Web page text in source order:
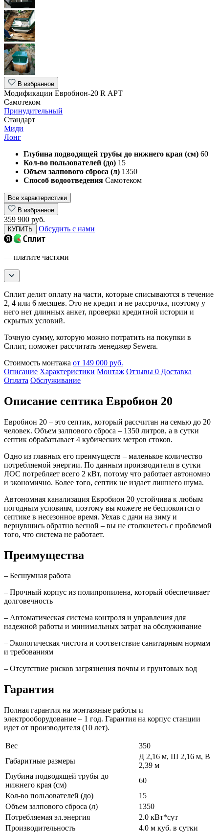
В избранное
Модификации Евробион-20 R АРТ
Самотеком
Принудительный
Стандарт
Миди
Лонг
Глубина подводящей трубы до нижнего края (см) 60
Кол-во пользователей (до) 15
Объем залпового сброса (л) 1350
Способ водоотведения Самотеком
Все характеристики
В избранное
359 900 руб.
КУПИТЬ Обсудить с нами
— платите частями
Сплит делит оплату на части, которые списываются в течение
2, 4 или 6 месяцев. Это не кредит и не рассрочка, поэтому у
него нет длинных анкет, проверки кредитной истории и
скрытых условий.
Точную сумму, которую можно потратить на покупки в
Сплит, поможет рассчитать менеджер Sewera.
Стоимость монтажа от 149 000 руб.
Описание Характеристики Монтаж Отзывы 0 Доставка
Оплата Обслуживание
Описание септика Евробион 20
Евробион 20 – это септик, который рассчитан на семью до 20
человек. Объем залпового сброса – 1350 литров, а в сутки
септик обрабатывает 4 кубических метров стоков.
Одно из главных его преимуществ – маленькое количество
потребляемой энергии. По данным производителя в сутки
ЛОС потребляет всего 2 кВт, потому что работает автономно
и экономично. Более того, септик не издает лишнего шума.
Автономная канализация Евробион 20 устойчива к любым
погодным условиям, поэтому вы можете не беспокоится о
септике в несезонное время. Уехав с дачи на зиму и
вернувшись обратно весной – вы не столкнетесь с проблемой
того, что система не работает.
Преимущества
– Бесшумная работа
– Прочный корпус из полипропилена, который обеспечивает
долговечность
– Автоматическая система контроля и управления для
надежной работы и минимальных затрат на обслуживание
– Экологическая чистота и соответствие санитарным нормам
и требованиям
– Отсутствие рисков загрязнения почвы и грунтовых вод
Гарантия
Полная гарантия на монтажные работы и
электрооборудование – 1 год. Гарантия на корпус станции
идет от производителя (10 лет).
Вес
350
Габаритные размеры
Д 2,16 м, Ш 2,16 м, В
2,39 м
Глубина подводящей трубы до
нижнего края (см)
60
Кол-во пользователей (до)
15
Объем залпового сброса (л)
1350
Потребляемая эл.энергия
2.0 кВт*сут
Производительность
4.0 м куб. в сутки